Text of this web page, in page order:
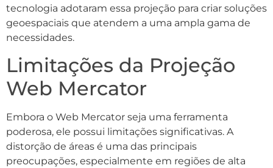
tecnologia adotaram essa projeção para criar soluções
geoespaciais que atendem a uma ampla gama de
necessidades.
Limitações da Projeção
Web Mercator
Embora o Web Mercator seja uma ferramenta
poderosa, ele possui limitações significativas. A
distorção de áreas é uma das principais
preocupações, especialmente em regiões de alta